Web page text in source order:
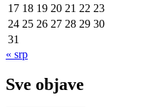
17 18 19 20 21 22 23
24 25 26 27 28 29 30
31
« srp
Sve objave